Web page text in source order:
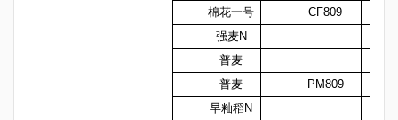
棉花一号
CF809
强麦N
普麦
普麦
PM809
早籼稻N